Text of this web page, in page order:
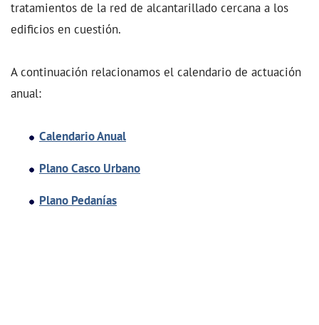
tratamientos de la red de alcantarillado cercana a los
edificios en cuestión.
A continuación relacionamos el calendario de actuación
anual:
Calendario Anual
Plano Casco Urbano
Plano Pedanías